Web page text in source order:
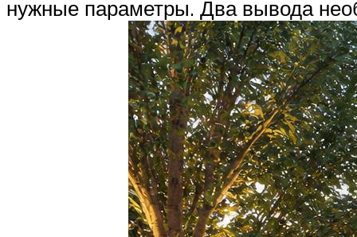
нужные параметры. Два вывода